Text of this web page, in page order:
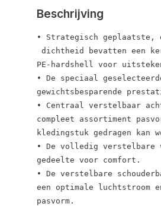
Beschrijving
• Strategisch geplaatste,
dichtheid bevatten een
PE-hardshell voor
• De speciaal
gewichtsbesparende
• Centraal verstelbaar
compleet assortiment
kledingstuk gedragen kan
• De volledig verstelbare
gedeelte voor comfort.
• De verstelbare
een optimale luchtstroom
pasvorm.